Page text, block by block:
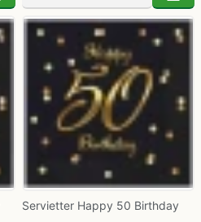
Servietter Happy 50 Birthday